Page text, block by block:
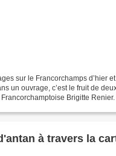
sur le Francorchamps d’hier
un ouvrage, c’est le fruit de
Brigitte
à travers la